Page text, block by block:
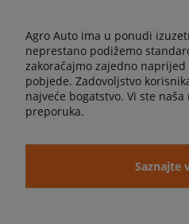
Agro Auto ima u ponudi
neprestano podižemo
zakoračajmo zajedno
pobjede. Zadovoljstvo
najveće bogatstvo. Vi ste
preporuka.
Saznajte